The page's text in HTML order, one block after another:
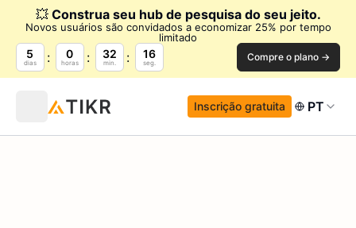
💥 Construa seu hub de pesquisa do seu jeito.
Novos usuários são convidados a economizar 25% por tempo
limitado
5
dias
0
horas
32
min.
15
seg. Compre o plano →
Inscrição gratuita PT